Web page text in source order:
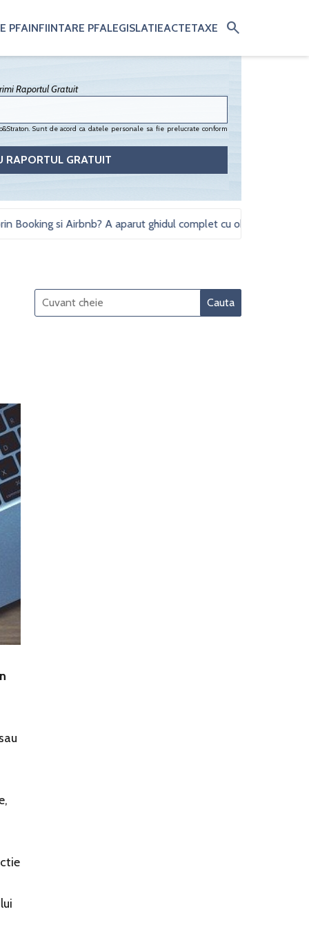
PFAINFIINTARE PFALEGISLATIEACTETAXE search
Raportul Gratuit
Sunt de acord ca datele personale sa fie prelucrate conform
si Airbnb? A aparut ghidul complet cu obligatii fiscale si